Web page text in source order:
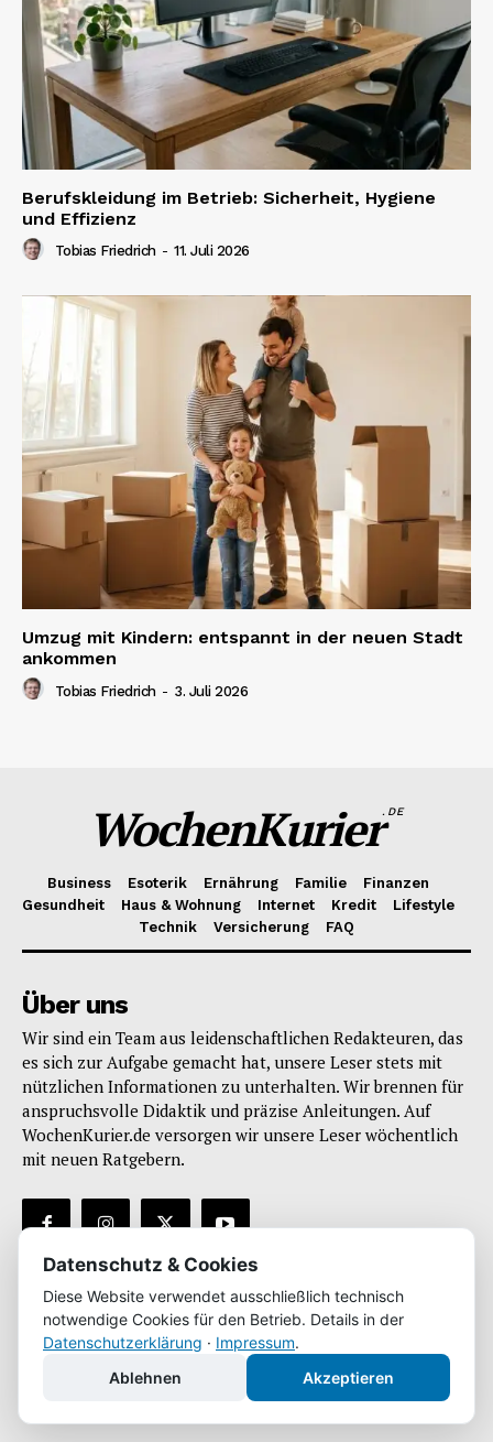
Berufskleidung im Betrieb: Sicherheit, Hygiene
und Effizienz
Tobias Friedrich - 11. Juli 2026
Umzug mit Kindern: entspannt in der neuen Stadt
ankommen
Tobias Friedrich - 3. Juli 2026
WochenKurier.DE
Business Esoterik Ernährung Familie
Finanzen
Gesundheit
Haus & Wohnung Internet Kredit
Lifestyle
Technik
Versicherung FAQ
Über uns
Wir sind ein Team aus leidenschaftlichen Redakteuren, das
es sich zur Aufgabe gemacht hat, unsere Leser stets mit
nützlichen Informationen zu unterhalten. Wir brennen für
anspruchsvolle Didaktik und präzise Anleitungen. Auf
WochenKurier.de versorgen wir unsere Leser wöchentlich
mit neuen Ratgebern.
Infos
Impressum
Datenschutz
Datenschutz & Cookies
Diese Website verwendet ausschließlich technisch
notwendige Cookies für den Betrieb. Details in der
Datenschutzerklärung · Impressum.
Ablehnen
Akzeptieren